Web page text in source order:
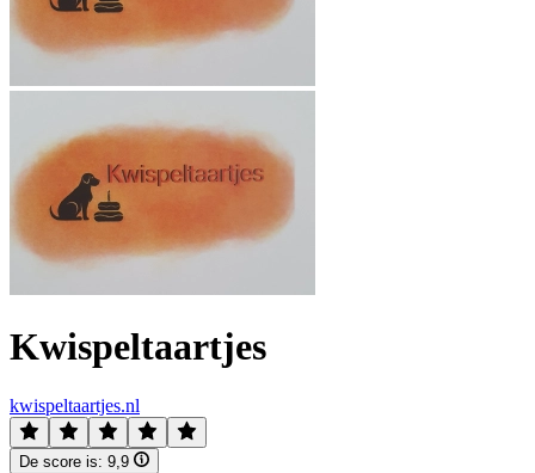
Kwispeltaartjes
kwispeltaartjes.nl
De score is: 9,9